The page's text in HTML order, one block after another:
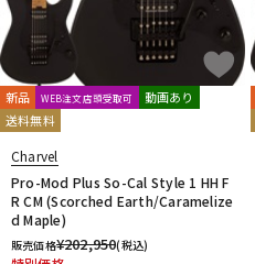
新品 WEB注文店頭受取可
動画あり
送料無料
Charvel
Pro-Mod Plus So-Cal Style 1 HH F
R CM (Scorched Earth/Caramelize
d Maple)
販売価格¥202,950(税込)